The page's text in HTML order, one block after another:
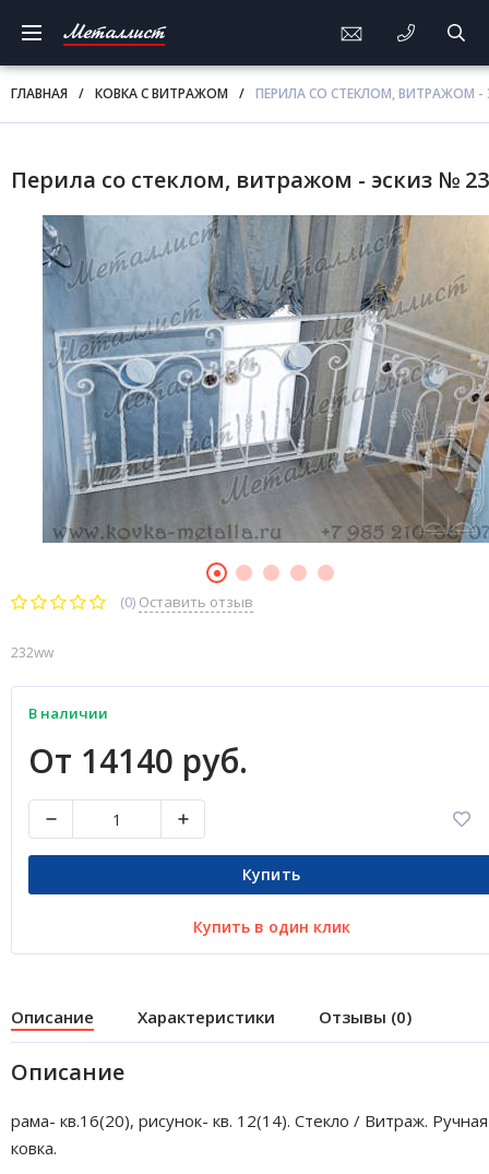
Металлист
ГЛАВНАЯ / КОВКА С ВИТРАЖОМ / ПЕРИЛА СО СТЕКЛОМ, ВИТРАЖОМ -
Перила со стеклом, витражом - эскиз №
(0) Оставить отзыв
232ww
В наличии
От 14140 руб.
Купить
Купить в один клик
Описание Характеристики Отзывы (0)
Описание
рама- кв.16(20), рисунок- кв. 12(14). Стекло / Витраж. Ручная
ковка.